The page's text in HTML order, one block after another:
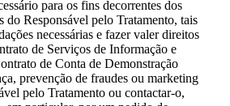
para os fins decorrentes dos
do Responsável pelo Tratamento, tais
necessárias e fazer valer direitos
de Serviços de Informação e
de Conta de Demonstração
prevenção de fraudes ou marketing
pelo Tratamento ou contactar-o,